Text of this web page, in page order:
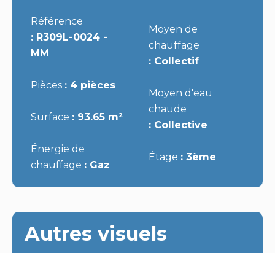
Référence
R309L-0024 -
MM
Pièces 4 pièces
Surface 93.65 m²
Énergie de
chauffage
Gaz
Moyen de
chauffage
Collectif
Moyen d'eau
chaude
Collective
Étage 3ème
Autres visuels